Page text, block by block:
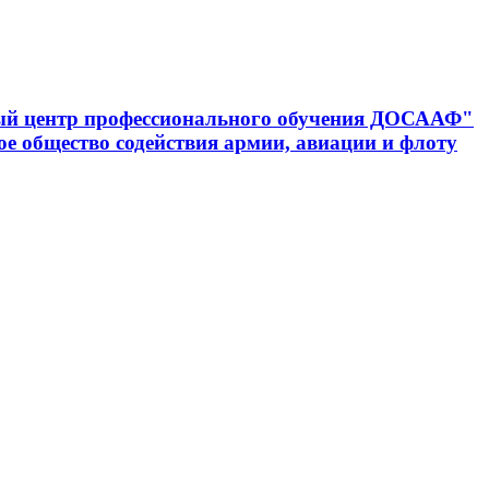
центр профессионального обучения ДОСААФ"
общество содействия армии, авиации и флоту